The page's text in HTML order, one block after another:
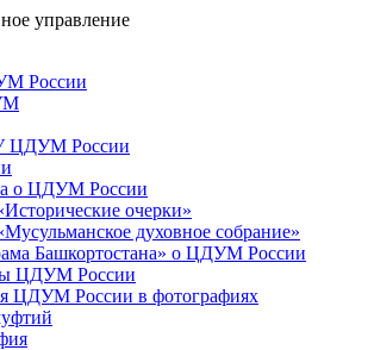
управление
России
ЦДУМ России
о ЦДУМ России
очерки»
духовное собрание»
Башкортостана» о ЦДУМ России
ЦДУМ России
ЦДУМ России в фотографиях